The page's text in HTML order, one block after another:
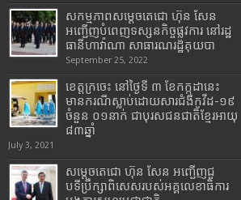
សកម្មភាពសម្តេចតេជោ ហ៊ុន សែន
អញ្ជើញបំពេញទស្សនកិច្ចផ្លូវការ នៅរដ្ឋ
ធានីហាវ៉ាណា សាធារណរដ្ឋគុយបា
September 25, 2022
ខេត្តក្រចេះ នៅថ្ងៃទី ៣ ខែកក្កដានេះ
មានករណីស្លាប់ដោយសារជំងឺកូវីដ-១៩
ចំនួន ០១នាក់ ជាបុរសជនជាតិខ្មែរអាយុ
៨៣ឆ្នាំ
July 3, 2021
សម្តេចតេជោ ហ៊ុន សែន អញ្ជើញជួ
បទីប្រឹក្សាពិសេសរបស់អគ្គលេខាធិការ